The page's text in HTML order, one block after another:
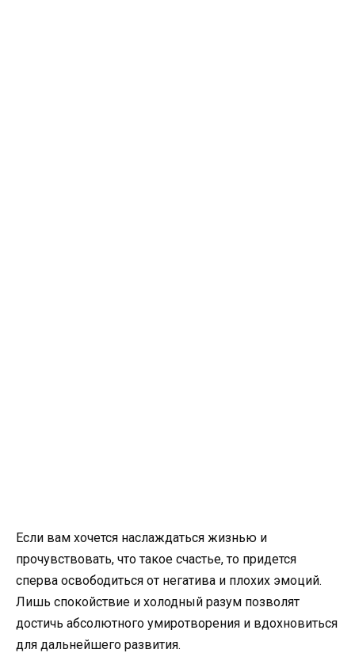
Если вам хочется наслаждаться жизнью и
прочувствовать, что такое счастье, то придется
сперва освободиться от негатива и плохих эмоций.
Лишь спокойствие и холодный разум позволят
достичь абсолютного умиротворения и вдохновиться
для дальнейшего развития.